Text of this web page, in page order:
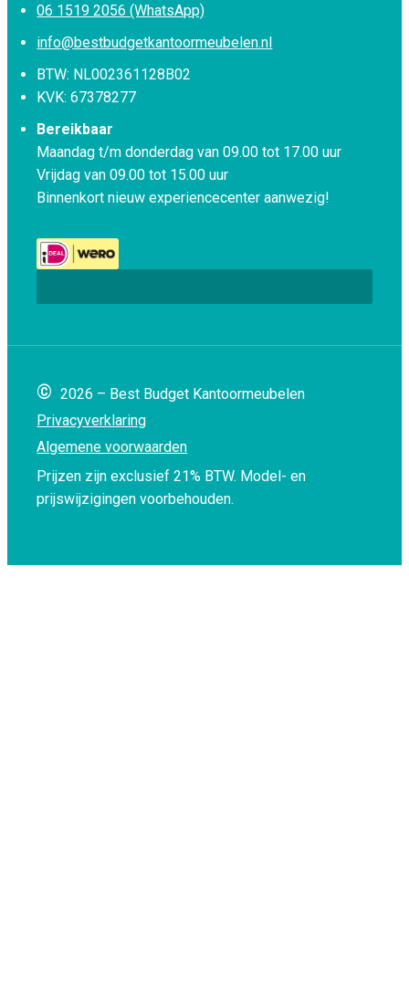
06 1519 2056 (WhatsApp)
info@bestbudgetkantoormeubelen.nl
BTW: NL002361128B02
KVK: 67378277
Bereikbaar
Maandag t/m donderdag van 09.00 tot 17.00 uur
Vrijdag van 09.00 tot 15.00 uur
Binnenkort nieuw experiencecenter aanwezig!
© 2026 – Best Budget Kantoormeubelen
Privacyverklaring
Algemene voorwaarden
Prijzen zijn exclusief 21% BTW. Model- en
prijswijzigingen voorbehouden.